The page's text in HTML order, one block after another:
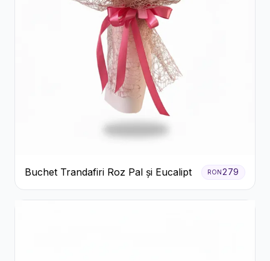
Buchet Trandafiri Roz Pal și Eucalipt RON279